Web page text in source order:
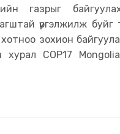
газрыг
үргэлжилж
зохион
COP17